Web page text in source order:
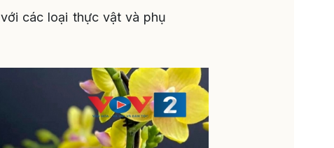
các loại thực vật và phụ